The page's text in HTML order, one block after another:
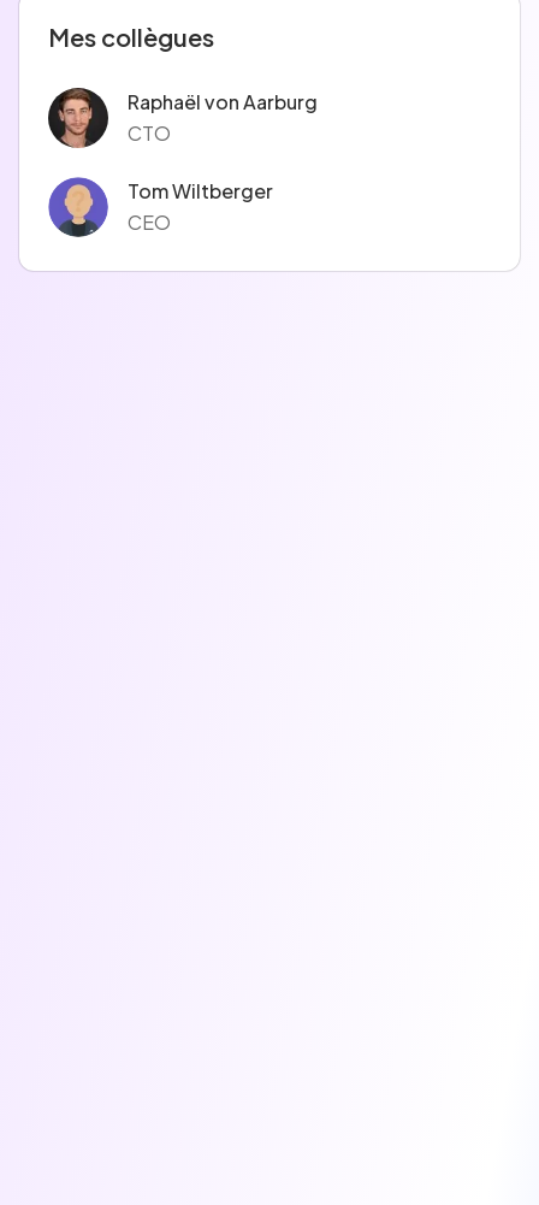
Mes collègues
Raphaël von Aarburg
CTO
Tom Wiltberger
CEO